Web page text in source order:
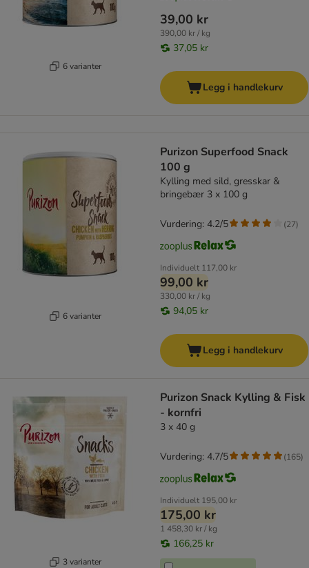
6 varianter
39,00 kr
390,00 kr / kg
37,05 kr
Legg i handlekurv
6 varianter
Purizon Superfood Snack
100 g
Kylling med sild, gresskar &
bringebær 3 x 100 g
Individuelt 117,00 kr
99,00 kr
330,00 kr / kg
94,05 kr
Vurdering: 4.2/5 (27)
Legg i handlekurv
3 varianter
Purizon Snack Kylling & Fisk
- kornfri
3 x 40 g
Individuelt 195,00 kr
175,00 kr
1 458,30 kr / kg
166,25 kr
Vurdering: 4.7/5 (165)